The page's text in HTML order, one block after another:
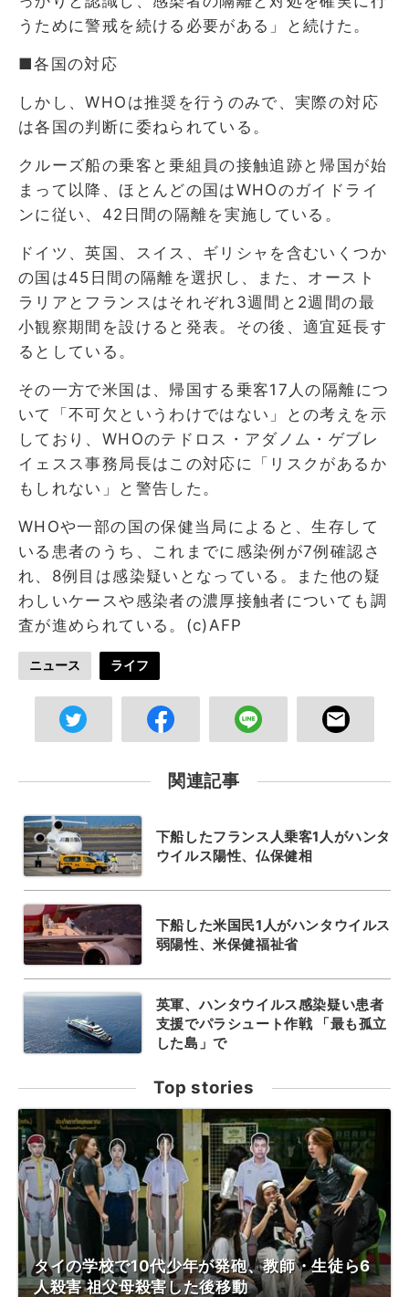
うために警戒を続ける必要がある」と続けた。
■各国の対応
しかし、WHOは推奨を行うのみで、実際の対応
は各国の判断に委ねられている。
クルーズ船の乗客と乗組員の接触追跡と帰国が始
まって以降、ほとんどの国はWHOのガイドライ
ンに従い、42日間の隔離を実施している。
ドイツ、英国、スイス、ギリシャを含むいくつか
の国は45日間の隔離を選択し、また、オースト
ラリアとフランスはそれぞれ3週間と2週間の最
小観察期間を設けると発表。その後、適宜延長す
るとしている。
その一方で米国は、帰国する乗客17人の隔離につ
いて「不可欠というわけではない」との考えを示
しており、WHOのテドロス・アダノム・ゲブレ
イェスス事務局長はこの対応に「リスクがあるか
もしれない」と警告した。
WHOや一部の国の保健当局によると、生存して
いる患者のうち、これまでに感染例が7例確認さ
れ、8例目は感染疑いとなっている。また他の疑
わしいケースや感染者の濃厚接触者についても調
査が進められている。(c)AFP
ニュース ライフ
関連記事
下船したフランス人乗客1人がハンタ
ウイルス陽性、仏保健相
下船した米国民1人がハンタウイルス
弱陽性、米保健福祉省
英軍、ハンタウイルス感染疑い患者
支援でパラシュート作戦 「最も孤立
した島」で
Top stories
タイの学校で10代少年が発砲、教師・生徒ら6
人殺害 祖父母殺害した後移動